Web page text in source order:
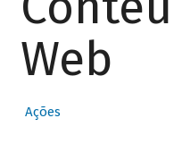
Web
Ações